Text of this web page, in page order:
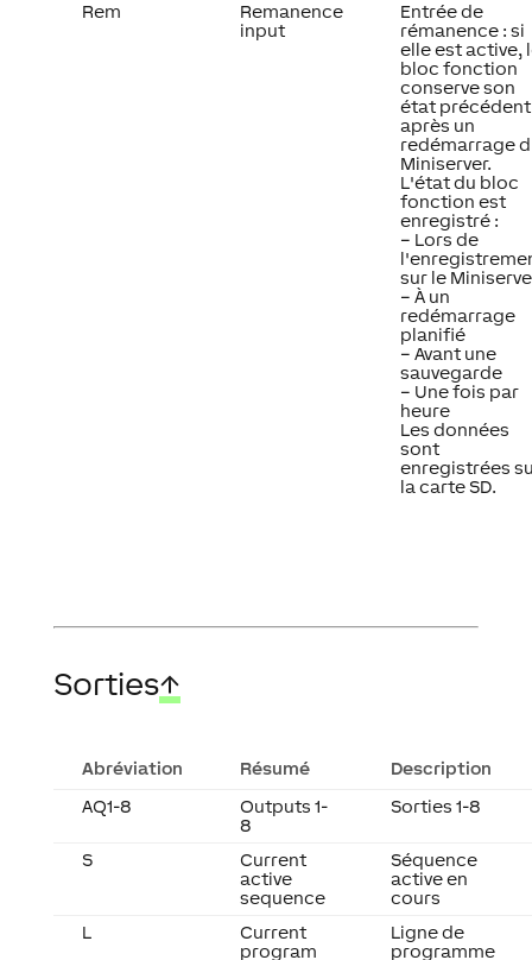
Rem
Remanence
input
Entrée de
rémanence : si
elle est active,
bloc fonction
conserve son
état précédent
après un
redémarrage
Miniserver.
L'état du bloc
fonction est
enregistré :
– Lors de
sur le
– À un
redémarrage
planifié
– Avant une
sauvegarde
– Une fois par
heure
Les données
sont
enregistrées
la carte SD.
Sorties↑
Abréviation Résumé
Description
AQ1-8
Outputs 1-
8
Sorties 1-8
S
Current
active
sequence
Séquence
active en
cours
L
Current
program
Ligne de
programme